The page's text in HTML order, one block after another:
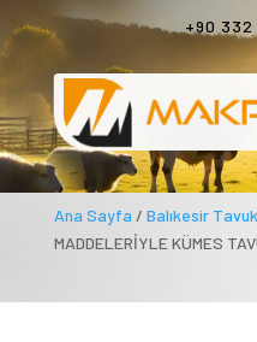
+90
Ana Sayfa / Balıkesir
MADDELERİYLE KÜMES